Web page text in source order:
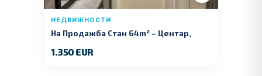
НЕДВИЖНОСТИ
На Продажба Стан 64m² – Центар,
1.350 EUR